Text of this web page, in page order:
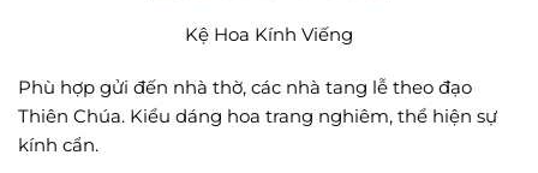
Kệ Hoa Kính Viếng
Phù hợp gửi đến nhà thờ, các nhà tang lễ theo đạo
Thiên Chúa. Kiểu dáng hoa trang nghiêm, thể hiện sự
kính cẩn.